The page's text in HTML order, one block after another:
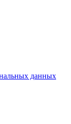
данных